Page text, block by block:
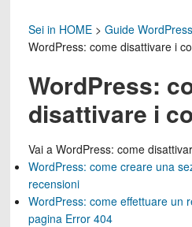
Sei in HOME> Guide
WordPress: come disattivare i
WordPress:
disattivare i
Vai a WordPress: come
WordPress: come creare una
recensioni
WordPress: come effettuare un
pagina Error 404